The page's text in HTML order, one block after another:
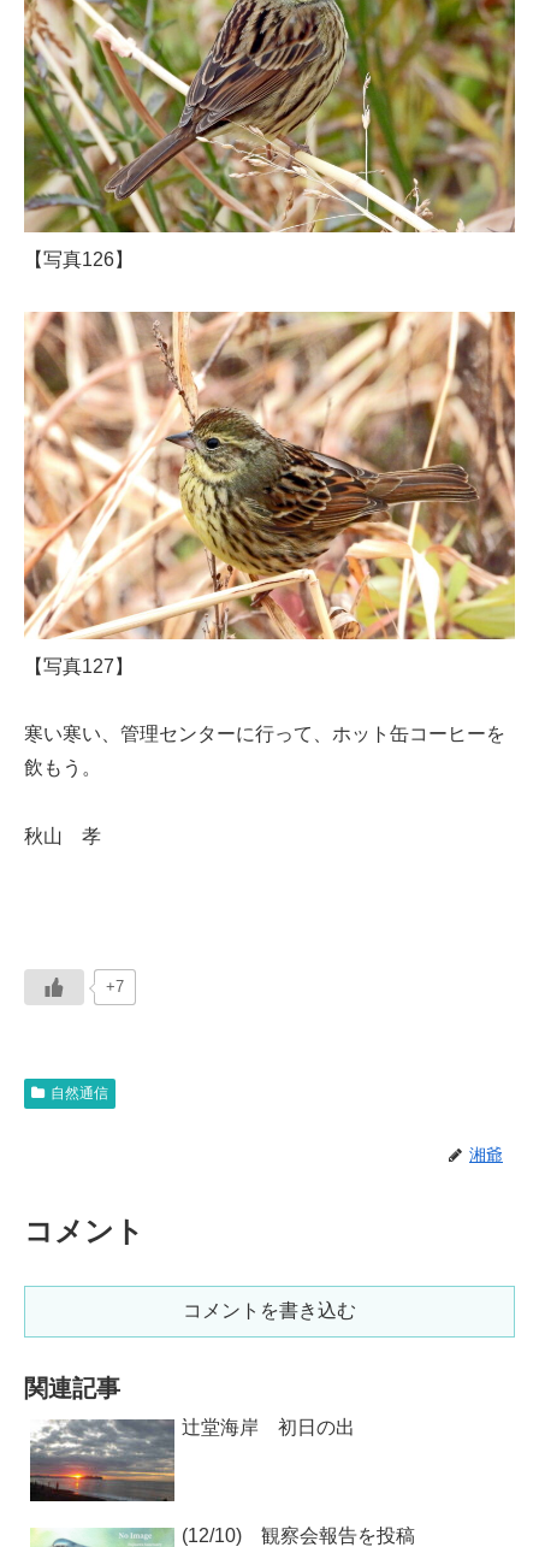
【写真126】
【写真127】
寒い寒い、管理センターに行って、ホット缶コーヒーを
飲もう。
秋山 孝
+7
自然通信
湘爺
コメント
コメントを書き込む
関連記事
辻堂海岸 初日の出
(12/10) 観察会報告を投稿